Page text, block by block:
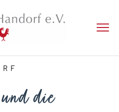
die